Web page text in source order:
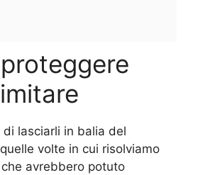
lasciarli in balia del
volte in cui risolviamo
avrebbero potuto